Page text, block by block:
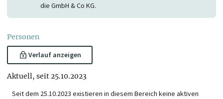
die GmbH & Co KG.
Personen
Verlauf anzeigen
Aktuell, seit 25.10.2023
Seit dem 25.10.2023 existieren in diesem Bereich keine aktiven